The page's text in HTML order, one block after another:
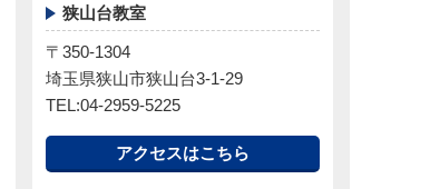
狭山台教室
〒350-1304
埼玉県狭山市狭山台3-1-29
TEL:04-2959-5225
アクセスはこちら